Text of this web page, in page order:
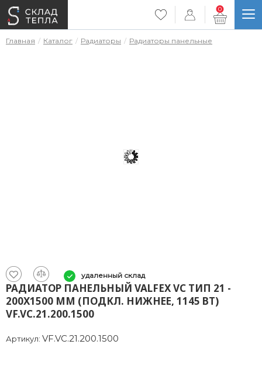
0
Главная Каталог Радиаторы Радиаторы панельные
удаленный склад
РАДИАТОР ПАНЕЛЬНЫЙ VALFEX VC ТИП 21 -
200X1500 ММ (ПОДКЛ. НИЖНЕЕ, 1145 ВТ)
VF.VC.21.200.1500
Артикул: VF.VC.21.200.1500